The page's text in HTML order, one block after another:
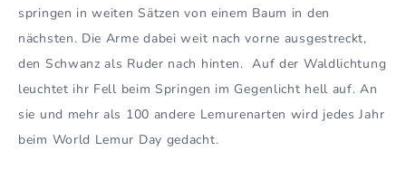
springen in weiten Sätzen von einem Baum in den
nächsten. Die Arme dabei weit nach vorne ausgestreckt,
den Schwanz als Ruder nach hinten. Auf der Waldlichtung
leuchtet ihr Fell beim Springen im Gegenlicht hell auf. An
sie und mehr als 100 andere Lemurenarten wird jedes Jahr
beim World Lemur Day gedacht.